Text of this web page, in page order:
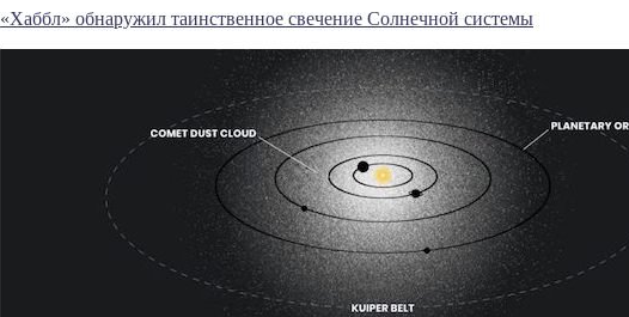
«Хаббл» обнаружил таинственное свечение Солнечной системы